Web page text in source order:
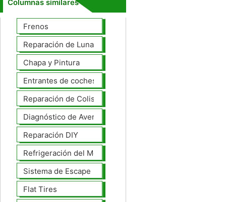
Columnas similares
Frenos
Reparación de Lunas
Chapa y Pintura
Entrantes de coches
Reparación de Colisiones
Diagnóstico de Averías
Reparación DIY
Refrigeración del Motor
Sistema de Escape
Flat Tires